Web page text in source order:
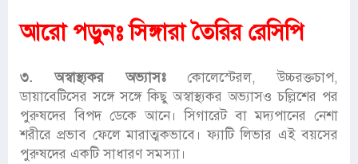
আরো পড়ুনঃসিঙ্গারা তৈরির রেসিপি
৩. অস্বাস্থ্যকর অভ্যাসঃকোলেস্টেরল, উচ্চরক্তচাপ,
ডায়াবেটিসের সঙ্গে সঙ্গে কিছু অস্বাস্থ্যকর অভ্যাসও চল্লিশের পর
পুরুষদের বিপদ ডেকে আনে। সিগারেট বা মদ্যপানের নেশা
শরীরে প্রভাব ফেলে মারাত্মকভাবে। ফ্যাটি লিভার এই বয়সের
পুরুষদের একটি সাধারণ সমস্যা।